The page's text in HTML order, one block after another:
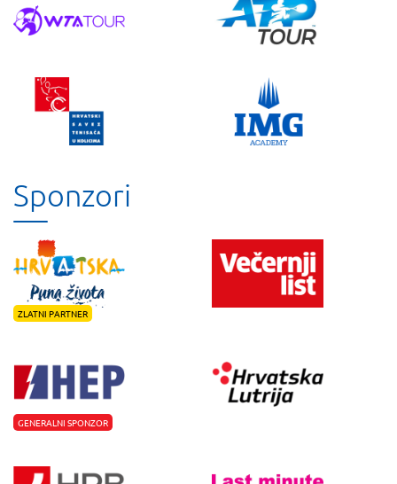
Sponzori
ZLATNI PARTNER
GENERALNI SPONZOR